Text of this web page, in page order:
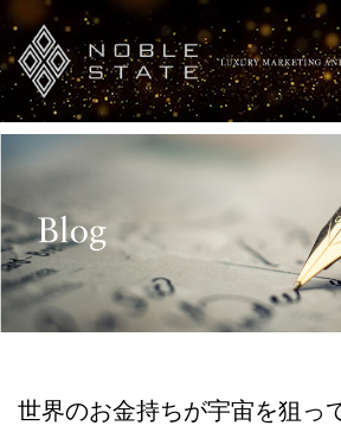
世界のお金持ちが宇宙を狙っ